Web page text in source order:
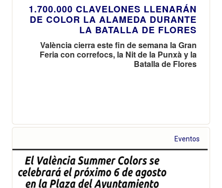
1.700.000 CLAVELONES LLENARÁN
DE COLOR LA ALAMEDA DURANTE
LA BATALLA DE FLORES
València cierra este fin de semana la Gran
Feria con correfocs, la Nit de la Punxà y la
Batalla de Flores
Eventos